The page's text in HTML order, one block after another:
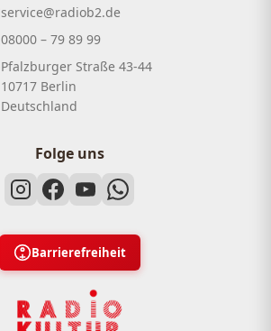
service@radiob2.de
08000 – 79 89 99
Pfalzburger Straße 43-44
10717 Berlin
Deutschland
Folge uns
Barrierefreiheit